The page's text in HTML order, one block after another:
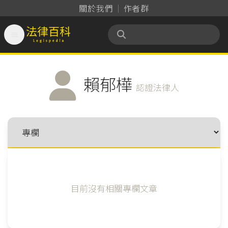
關於我們 作者群
法律百科 Legispedia
賴郁樺 認證法律人
目前沒有相關專欄文章